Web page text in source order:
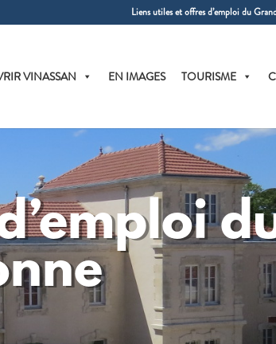
Liens utiles et offres d’emploi du
VINASSAN EN IMAGES TOURISME